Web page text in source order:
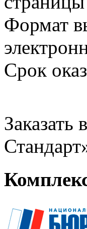
Формат
Срок